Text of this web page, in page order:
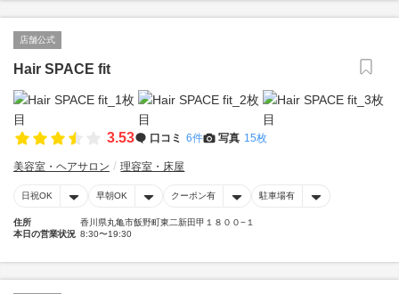
店舗公式
Hair SPACE fit
3.53 口コミ 6件 写真 15枚
美容室・ヘアサロン 理容室・床屋
日祝OK 早朝OK クーポン有 駐車場有
住所
香川県丸亀市飯野町東二新田甲１８００−１
本日の営業状況 8:30〜19:30